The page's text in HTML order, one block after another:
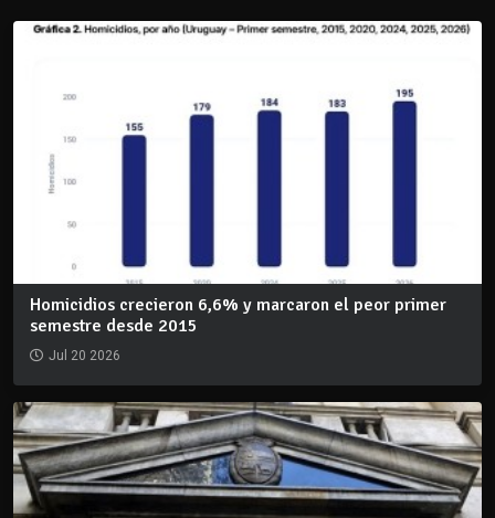
Homicidios crecieron 6,6% y marcaron el peor primer
semestre desde 2015
Jul 20 2026